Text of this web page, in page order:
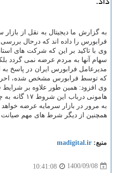
به گزارش ما دیجیتال به نقل از
فرابورس را داده اند که درحال
وی با تاکید بر این که شرکت های
سهام آنها به مردم عرضه نمی گردد
مدیرعامل فرابورس ایران در پاسخ به
که توسط فرابورس مشخص شده،
وی افزود: همین طور علاوه بر شرایط فوق، شروط ۱۷ گانه ای نیز توسط کارگروه استارتاپ ها تعیین شده که باید آنها را
هامونی
به مرور در بازار سرمایه عرضه خواهد
همچنین از دیگر شرط های مهم صیانت
منبع: madigital.ir
1400/09/08
10:41:08